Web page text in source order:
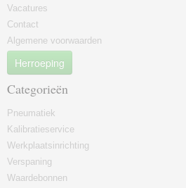
Vacatures
Contact
Algemene voorwaarden
Herroeping
Categorieën
Pneumatiek
Kalibratieservice
Werkplaatsinrichting
Verspaning
Waardebonnen